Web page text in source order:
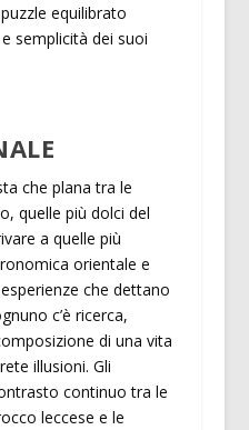
equilibrato
semplicità dei suoi
che plana tra le
quelle più dolci del
a quelle più
orientale e
che dettano
c’è ricerca,
di una vita
illusioni. Gli
continuo tra le
leccese e le